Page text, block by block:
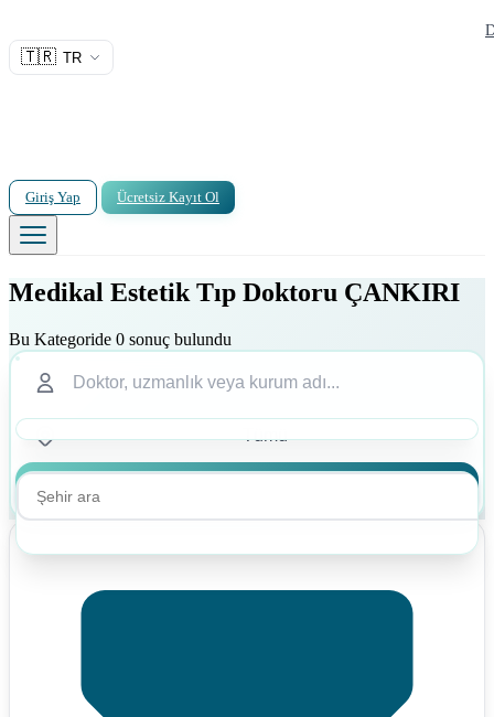
🇹🇷 TR
Giriş Yap Ücretsiz Kayıt Ol
Medikal Estetik Tıp Doktoru ÇANKIRI
Bu Kategoride 0 sonuç bulundu